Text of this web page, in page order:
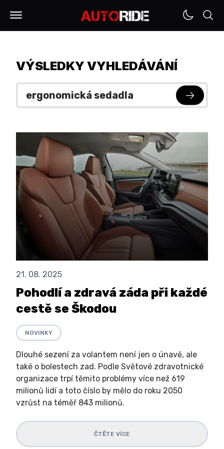
VÝSLEDKY VYHLEDÁVÁNÍ
21. 08. 2025
Pohodlí a zdravá záda při každé
cestě se Škodou
NOVINKY
Dlouhé sezení za volantem není jen o únavě, ale
také o bolestech zad. Podle Světové zdravotnické
organizace trpí těmito problémy více než 619
milionů lidí a toto číslo by mělo do roku 2050
vzrůst na téměř 843 milionů.
ČTĚTE VÍCE